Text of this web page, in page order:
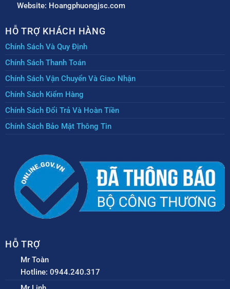
Website: Hoangphuongjsc.com
HỖ TRỢ KHÁCH HÀNG
Chính Sách Và Quy Định
Chính Sách Thanh Toán
Chính Sách Vận Chuyển Và Giao Nhận
Chính Sách Kiểm Hàng
Chính Sách Đổi Trả Và Hoàn Tiền
Chính Sách Bảo Mật Thông Tin
HỖ TRỢ
Mr Toàn
Hotline: 0944.240.317